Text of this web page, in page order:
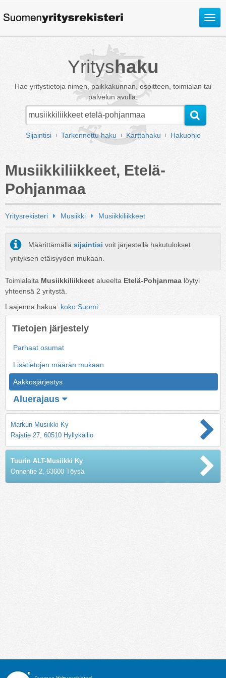
Avaa
Yrityshaku
Hae yritystietoja nimen, paikkakunnan, osoitteen, toimialan tai
palvelun avulla.
Sijaintisi Tarkennettu haku Karttahaku Hakuohje
Musiikkiliikkeet, Etelä-
Pohjanmaa
Yritysrekisteri Musiikki Musiikkiliikkeet
Määrittämällä sijaintisi voit järjestellä hakutulokset
yrityksen etäisyyden mukaan.
Toimialalta Musiikkiliikkeet alueelta Etelä-Pohjanmaa löytyi
yhteensä 2 yritystä.
Laajenna hakua: koko Suomi
Tietojen järjestely
Parhaat osumat
Lisätietojen määrän mukaan
Aakkosjärjestys
Aluerajaus
Markun Musiikki Ky
Rajatie 27, 60510 Hyllykallio
Tuurin ALT-Musiikki Ky
Onnentie 2, 63600 Töysä